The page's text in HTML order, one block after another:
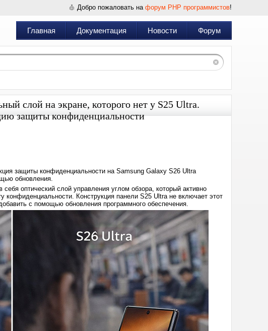
Добро пожаловать на форум PHP программистов!
Главная Документация Новости Форум
слой на экране, которого нет у S25 Ultra.
защиты конфиденциальности
защиты конфиденциальности на Samsung Galaxy S26 Ultra
обновления.
оптический слой управления углом обзора, который активно
Конструкция панели S25 Ultra не включает этот
с помощью обновления программного обеспечения.